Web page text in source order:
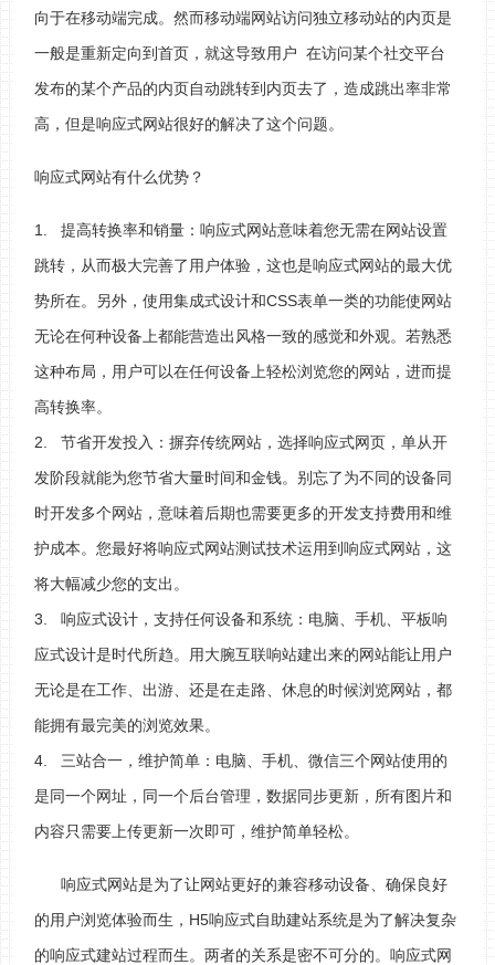
向于在移动端完成。然而移动端网站访问独立移动站的内页是
一般是重新定向到首页，就这导致用户 在访问某个社交平台
发布的某个产品的内页自动跳转到内页去了，造成跳出率非常
高，但是响应式网站很好的解决了这个问题。
响应式网站有什么优势？
1. 提高转换率和销量：响应式网站意味着您无需在网站设置
跳转，从而极大完善了用户体验，这也是响应式网站的最大优
势所在。另外，使用集成式设计和CSS表单一类的功能使网站
无论在何种设备上都能营造出风格一致的感觉和外观。若熟悉
这种布局，用户可以在任何设备上轻松浏览您的网站，进而提
高转换率。
2. 节省开发投入：摒弃传统网站，选择响应式网页，单从开
发阶段就能为您节省大量时间和金钱。别忘了为不同的设备同
时开发多个网站，意味着后期也需要更多的开发支持费用和维
护成本。您最好将响应式网站测试技术运用到响应式网站，这
将大幅减少您的支出。
3. 响应式设计，支持任何设备和系统：电脑、手机、平板响
应式设计是时代所趋。用大腕互联响站建出来的网站能让用户
无论是在工作、出游、还是在走路、休息的时候浏览网站，都
能拥有最完美的浏览效果。
4. 三站合一，维护简单：电脑、手机、微信三个网站使用的
是同一个网址，同一个后台管理，数据同步更新，所有图片和
内容只需要上传更新一次即可，维护简单轻松。
响应式网站是为了让网站更好的兼容移动设备、确保良好
的用户浏览体验而生，H5响应式自助建站系统是为了解决复杂
的响应式建站过程而生。两者的关系是密不可分的。响应式网